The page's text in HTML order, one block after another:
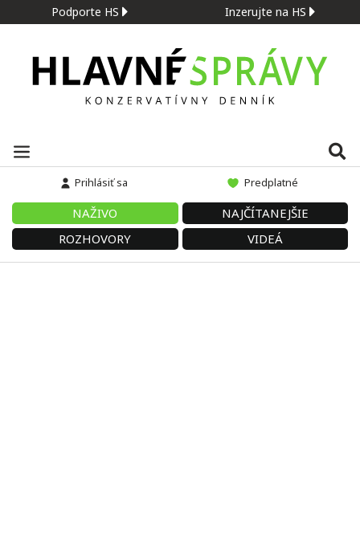
Podporte HS Inzerujte na HS
Prihlásiť sa Predplatné
NAŽIVO
NAJČÍTANEJŠIE
ROZHOVORY
VIDEÁ